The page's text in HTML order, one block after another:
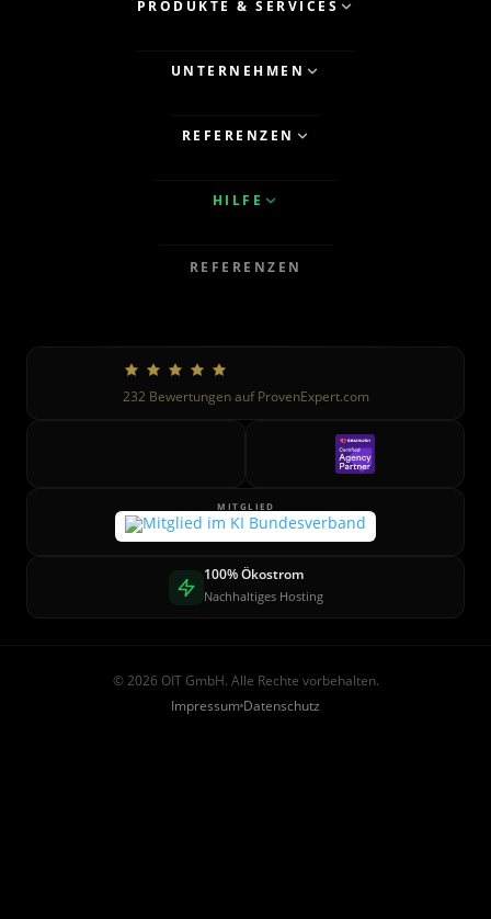
PRODUKTE & SERVICES
UNTERNEHMEN
REFERENZEN
HILFE
REFERENZEN
232 Bewertungen auf ProvenExpert.com
MITGLIED
100% Ökostrom
Nachhaltiges Hosting
© 2026 OIT GmbH. Alle Rechte vorbehalten.
Impressum Datenschutz